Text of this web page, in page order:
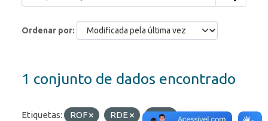
Ordenar por
1 conjunto de dados encontrado
Etiquetas: ROF RDE
IED